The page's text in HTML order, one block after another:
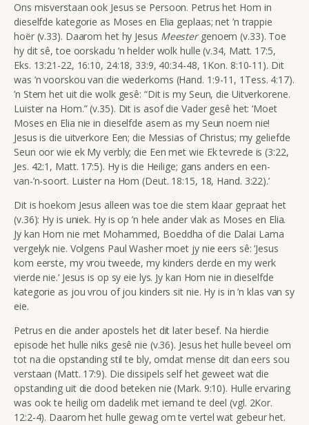
Ons misverstaan ook Jesus se Persoon. Petrus het Hom in
dieselfde kategorie as Moses en Elia geplaas; net ’n trappie
hoër (v.33). Daarom het hy Jesus Meestergenoem (v.33). Toe
hy dit sê, toe oorskadu ’n helder wolk hulle (v.34, Matt. 17:5,
Eks. 13:21-22, 16:10, 24:18, 33:9, 40:34-48, 1Kon. 8:10-11). Dit
was ’n voorskou van die wederkoms (Hand. 1:9-11, 1Tess. 4:17).
’n Stem het uit die wolk gesê: “Dit is my Seun, die Uitverkorene.
Luister na Hom.” (v.35). Dit is asof die Vader gesê het: ‘Moet
Moses en Elia nie in dieselfde asem as my Seun noem nie!
Jesus is die uitverkore Een; die Messias of Christus; my geliefde
Seun oor wie ek My verbly; die Een met wie Ek tevrede is (3:22,
Jes. 42:1, Matt. 17:5). Hy is die Heilige; gans anders en een-
van-’n-soort. Luister na Hom (Deut. 18:15, 18, Hand. 3:22).’
Dit is hoekom Jesus alleen was toe die stem klaar gepraat het
(v.36): Hy is uniek. Hy is op ’n hele ander vlak as Moses en Elia.
Jy kan Hom nie met Mohammed, Boeddha of die Dalai Lama
vergelyk nie. Volgens Paul Washer moet jy nie eers sê: ‘Jesus
kom eerste, my vrou tweede, my kinders derde en my werk
vierde nie.’ Jesus is op sy eie lys. Jy kan Hom nie in dieselfde
kategorie as jou vrou of jou kinders sit nie. Hy is in ’n klas van sy
eie.
Petrus en die ander apostels het dit later besef. Na hierdie
episode het hulle niks gesê nie (v.36). Jesus het hulle beveel om
tot na die opstanding stil te bly, omdat mense dit dan eers sou
verstaan(Matt. 17:9). Die dissipels self het geweet wat die
opstanding uit die dood beteken nie (Mark. 9:10). Hulle ervaring
was ook te heilig om dadelik met iemand te deel (vgl. 2Kor.
12:2-4). Daarom het hulle gewag om te vertel wat gebeur het.